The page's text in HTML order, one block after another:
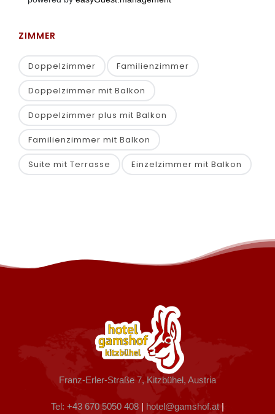
ZIMMER
Doppelzimmer Familienzimmer
Doppelzimmer mit Balkon
Doppelzimmer plus mit Balkon
Familienzimmer mit Balkon
Suite mit Terrasse Einzelzimmer mit Balkon
Franz-Erler-Straße 7, Kitzbühel, Austria
Tel: +43 670 5050 408 hotel@gamshof.at